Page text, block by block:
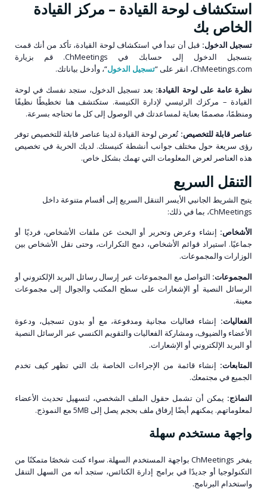
استكشاف لوحة القيادة – مركز القيادة
الخاص بك
تسجيل الدخول: قبل أن تبدأ في استكشاف لوحة القيادة، تأكد من أنك قمت
بتسجيل الدخول إلى حسابك في ChMeetings. قم بزيارة
ChMeetings.com، انقر على “
تسجيل الدخول“، وأدخل بياناتك.
نظرة عامة على لوحة القيادة: بعد تسجيل الدخول، ستجد نفسك في لوحة
القيادة – مركزك الرئيسي لإدارة الكنيسة. ستكتشف هنا تخطيطًا نظيفًا
ومنظمًا، مصممًا بعناية لمساعدتك في الوصول إلى كل ما تحتاجه بسرعة.
عناصر قابلة للتخصيص: تُعرض لوحة القيادة لدينا عناصر قابلة للتخصيص توفر
رؤى سريعة حول مختلف جوانب أنشطة كنيستك. لديك الحرية في تخصيص
هذه العناصر لعرض المعلومات التي تهمك بشكل خاص.
التنقل السريع
يتيح الشريط الجانبي الأيسر التنقل السريع إلى أقسام متنوعة داخل
ChMeetings، بما في ذلك:
الأشخاص: إنشاء وعرض وتحرير أو البحث عن ملفات الأشخاص، فرديًا أو
جماعيًا. استيراد قوائم الأشخاص، دمج التكرارات، وحتى نقل الأشخاص بين
الوزارات والمجموعات.
المجموعات: التواصل مع المجموعات عبر إرسال رسائل البريد الإلكتروني أو
الرسائل النصية أو الإشعارات على سطح المكتب والجوال إلى مجموعات
معينة.
الفعاليات: إنشاء فعاليات مجانية ومدفوعة، مع أو بدون تسجيل، ودعوة
الأعضاء والضيوف، ومشاركة الفعاليات والتقويم الكنسي عبر الرسائل النصية
أو البريد الإلكتروني أو الإشعارات.
المتابعات: إنشاء قائمة من الإجراءات الخاصة بك التي تظهر كيف تخدم
الجميع في مجتمعك.
النماذج: يمكن أن تشمل حقول الملف الشخصي، لتسهيل تحديث الأعضاء
لمعلوماتهم. يمكنهم أيضًا إرفاق ملف بحجم يصل إلى 5MB مع النموذج.
واجهة مستخدم سهلة
يفخر ChMeetings بواجهة المستخدم السهلة. سواء كنت شخصًا متمكنًا من
التكنولوجيا أو جديدًا في برامج إدارة الكنائس، ستجد أنه من السهل التنقل
واستخدام البرنامج.